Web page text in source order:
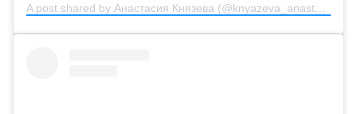
A post shared by Анастасия Князева (@knyazeva_anastasiya_official)